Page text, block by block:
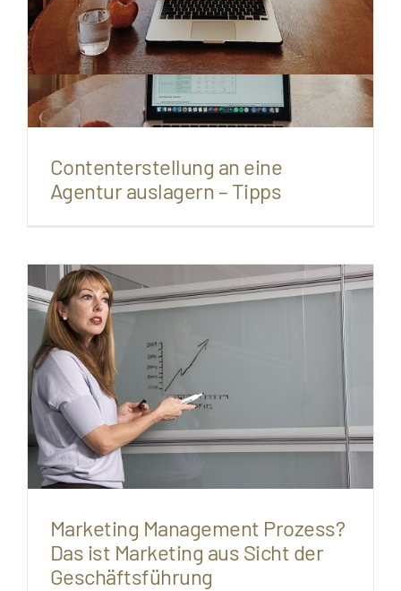
Contenterstellung an eine
Agentur auslagern – Tipps
Marketing Management Prozess?
Das ist Marketing aus Sicht der
Geschäftsführung